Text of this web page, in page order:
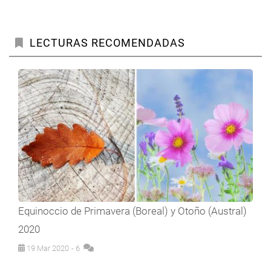
LECTURAS RECOMENDADAS
Equinoccio de Primavera (Boreal) y Otoño (Austral)
2020
19 Mar 2020 - 6